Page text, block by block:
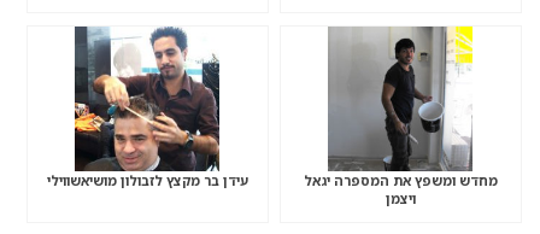
מחדש ומשפץ את המספרה יגאל
ויצמן
עידן בר מקצץ לזבולון מושיאשווילי